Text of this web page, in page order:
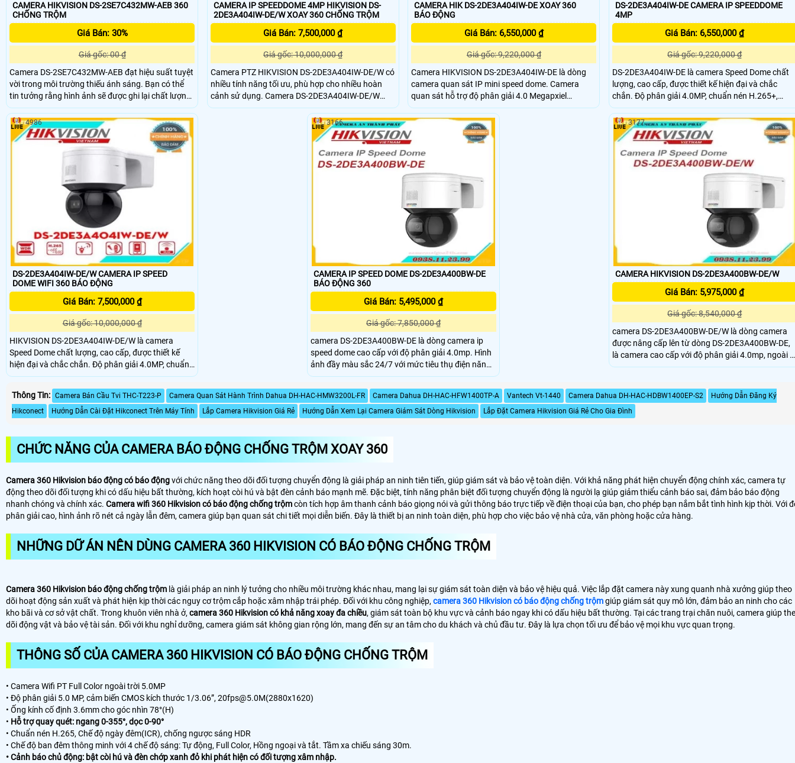
CAMERA HIKVISION DS-2SE7C432MW-AEB 360
CHỐNG TRỘM
Giá Bán: 30%
Giá gốc: 00 ₫
Camera DS-2SE7C432MW-AEB đạt hiệu suất tuyệt
vời trong môi trường thiếu ánh sáng. Bạn có thể
tin tưởng rằng hình ảnh sẽ được ghi lại chất lượng
và rõ ràng ngay cả trong điều kiện ánh sáng yếu.
CAMERA IP SPEEDDOME 4MP HIKVISION DS-
2DE3A404IW-DE/W XOAY 360 CHỐNG TRỘM
Giá Bán: 7,500,000 ₫
Giá gốc: 10,000,000 ₫
Camera PTZ HIKVISION DS-2DE3A404IW-DE/W có
nhiều tính năng tối ưu, phù hợp cho nhiều hoàn
cảnh sử dụng. Camera DS-2DE3A404IW-DE/W
thích hợp sử dụng cho nhà xưởng, shop, trung tâm
thương mại, giám sát đường phố.
CAMERA HIK DS-2DE3A404IW-DE XOAY 360
BÁO ĐỘNG
Giá Bán: 6,550,000 ₫
Giá gốc: 9,220,000 ₫
Camera HIKVISION DS-2DE3A404IW-DE là dòng
camera quan sát IP mini speed dome. Camera
quan sát hỗ trợ độ phân giải 4.0 Megapxiel
2560x1440@25fps. Ống kính 2
DS-2DE3A404IW-DE CAMERA IP SPEEDDOME
4MP
Giá Bán: 6,550,000 ₫
Giá gốc: 9,220,000 ₫
DS-2DE3A404IW-DE là camera Speed Dome chất
lượng, cao cấp, được thiết kế hiện đại và chắc
chắn. Độ phân giải 4.0MP, chuẩn nén H.265+,
quan sát xa 50m, hỗ trợ thẻ nhớ lên đến 256GB.
DS-2DE3A404IW-DE/W CAMERA IP SPEED
DOME WIFI 360 BÁO ĐỘNG
Giá Bán: 7,500,000 ₫
Giá gốc: 10,000,000 ₫
HIKVISION DS-2DE3A404IW-DE/W là camera
Speed Dome chất lượng, cao cấp, được thiết kế
hiện đại và chắc chắn. Độ phân giải 4.0MP, chuẩn
nén H.265+, quan sát xa 50m, hỗ trợ thẻ nhớ lên
4986
CAMERA IP SPEED DOME DS-2DE3A400BW-DE
BÁO ĐỘNG 360
Giá Bán: 5,495,000 ₫
Giá gốc: 7,850,000 ₫
camera DS-2DE3A400BW-DE là dòng camera ip
speed dome cao cấp với độ phân giải 4.0mp. Hình
ảnh đầy màu sắc 24/7 với mức tiêu thụ điện năng
thấp. Khoảng cách ánh sáng trắng lên đến 30 m
3166
CAMERA HIKVISION DS-2DE3A400BW-DE/W
Giá Bán: 5,975,000 ₫
Giá gốc: 8,540,000 ₫
camera DS-2DE3A400BW-DE/W là dòng camera
được nâng cấp lên từ dòng DS-2DE3A400BW-DE,
là camera cao cấp với độ phân giải 4.0mp, ngoài
còn hỗ trợ 50M wifi. Hình ảnh đầy màu sắc 24/7
sáng trắng lên đến 30 m
3177
Thông Tin: Camera Bán Cầu Tvi THC-T223-P Camera Quan Sát Hành Trình Dahua DH-HAC-HMW3200L-FR Camera Dahua DH-HAC-HFW1400TP-A Vantech Vt-1440 Camera Dahua DH-HAC-HDBW1400EP-S2
Hướng Dẫn Đăng Ký
Hikconect
Hướng Dẫn Cài Đặt Hikconect Trên Máy Tính Lắp Camera Hikvision Giá Rẻ Hướng Dẫn Xem Lại Camera Giám Sát Dòng Hikvision Lắp Đặt Camera Hikvision Giá Rẻ Cho Gia Đình
CHỨC NĂNG CỦA CAMERA BÁO ĐỘNG CHỐNG TRỘM XOAY 360
Camera 360 Hikvision báo động có báo độngvới chức năng theo dõi đối tượng chuyển động là giải pháp an ninh tiên tiến, giúp giám sát và bảo vệ toàn diện. Với khả năng phát hiện chuyển động chính xác, camera tự
động theo dõi đối tượng khi có dấu hiệu bất thường, kích hoạt còi hú và bật đèn cảnh báo mạnh mẽ. Đặc biệt, tính năng phân biệt đối tượng chuyển động là người lạ giúp giảm thiểu cảnh báo sai, đảm bảo báo động
nhanh chóng và chính xác. Camera wifi 360 Hikvision có báo động chống trộmcòn tích hợp âm thanh cảnh báo giọng nói và gửi thông báo trực tiếp về điện thoại của bạn, cho phép bạn nắm bắt tình hình kịp thời. Với
phân giải cao, hình ảnh rõ nét cả ngày lẫn đêm, camera giúp bạn quan sát chi tiết mọi diễn biến. Đây là thiết bị an ninh toàn diện, phù hợp cho việc bảo vệ nhà cửa, văn phòng hoặc cửa hàng.
NHỮNG DỮ ÁN NÊN DÙNG CAMERA 360 HIKVISION CÓ BÁO ĐỘNG CHỐNG TRỘM
Camera 360 Hikvision báo động chống trộm là giải pháp an ninh lý tưởng cho nhiều môi trường khác nhau, mang lại sự giám sát toàn diện và bảo vệ hiệu quả. Việc lắp đặt camera này xung quanh nhà xưởng giúp theo
dõi hoạt động sản xuất và phát hiện kịp thời các nguy cơ trộm cắp hoặc xâm nhập trái phép. Đối với khu công nghiệp,camera 360 Hikvision có báo động chống trộmgiúp giám sát quy mô lớn, đảm bảo an ninh cho các
kho bãi và cơ sở vật chất. Trong khuôn viên nhà ở,camera 360 Hikvision có khả năng xoay đa chiều, giám sát toàn bộ khu vực và cảnh báo ngay khi có dấu hiệu bất thường. Tại các trang trại chăn nuôi, camera giúp
dõi động vật và bảo vệ tài sản. Đối với khu nghỉ dưỡng, camera giám sát không gian rộng lớn, mang đến sự an tâm cho du khách và chủ đầu tư. Đây là lựa chọn tối ưu để bảo vệ mọi khu vực quan trọng.
THÔNG SỐ CỦA CAMERA 360 HIKVISION CÓ BÁO ĐỘNG CHỐNG TRỘM
• Camera Wifi PT Full Color ngoài trời 5.0MP
• Độ phân giải 5.0 MP, cảm biến CMOS kích thước 1/3.06”, 20fps@5.0M(2880x1620)
• Ống kính cố định 3.6mm cho góc nhìn 78°(H)
• Hỗ trợ quay quét: ngang 0-355°, dọc 0-90°
• Chuẩn nén H.265, Chế độ ngày đêm(ICR), chống ngược sáng HDR
• Chế độ ban đêm thông minh với 4 chế độ sáng: Tự động, Full Color, Hồng ngoại và tắt. Tầm xa chiếu sáng 30m.
• Cảnh báo chủ động: bật còi hú và đèn chớp xanh đỏ khi phát hiện có đối tượng xâm nhập.